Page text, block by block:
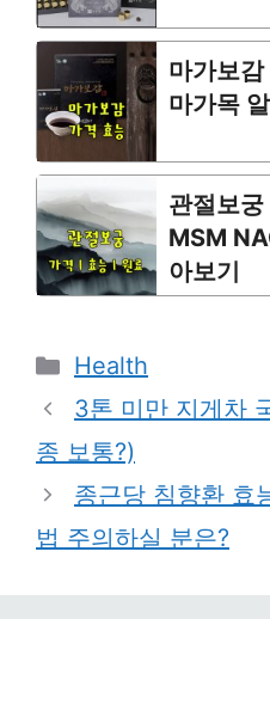
마가보
마가목
관절보
MSM
아보기
Categories
Health
3톤 미만 지게차
종 보통?)
종근당 침향환 효
법 주의하실 분은?